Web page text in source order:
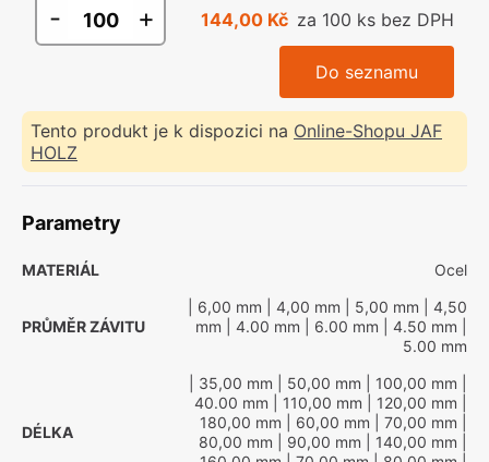
- + 144,00 Kč za 100 ks bez DPH
Do seznamu
Tento produkt je k dispozici na Online-Shopu JAF
HOLZ
Parametry
MATERIÁL Ocel
PRŮMĚR ZÁVITU
| 6,00 mm | 4,00 mm | 5,00 mm | 4,50
mm | 4.00 mm | 6.00 mm | 4.50 mm
5.00 mm
DÉLKA
| 35,00 mm | 50,00 mm | 100,00 mm
40.00 mm | 110,00 mm | 120,00 mm
180,00 mm | 60,00 mm | 70,00 mm
80,00 mm | 90,00 mm | 140,00 mm